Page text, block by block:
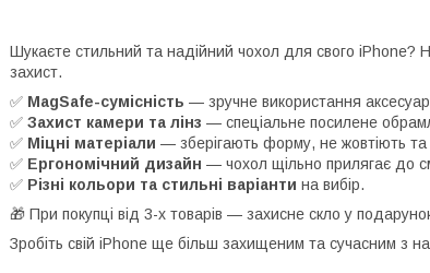
Шукаєте стильний та надійний чохол для свого
захист.
✅ MagSafe-сумісність — зручне використання
✅ Захист камери та лінз — спеціальне посилене
✅ Міцні матеріали — зберігають форму, не жовтіють та
✅ Ергономічний дизайн — чохол щільно прилягає до
✅ Різні кольори та стильні варіанти на вибір.
🎁 При покупці від 3-х товарів — захисне скло у
Зробіть свій iPhone ще більш захищеним та сучасним з